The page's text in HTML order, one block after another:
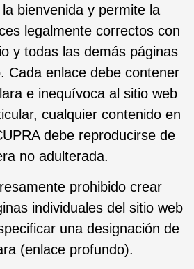
bienvenida y permite la
legalmente correctos con
y todas las demás páginas
Cada enlace debe contener
e inequívoca al sitio web
cualquier contenido en
debe reproducirse de
no adulterada.
prohibido crear
individuales del sitio web
una designación de
(enlace profundo).